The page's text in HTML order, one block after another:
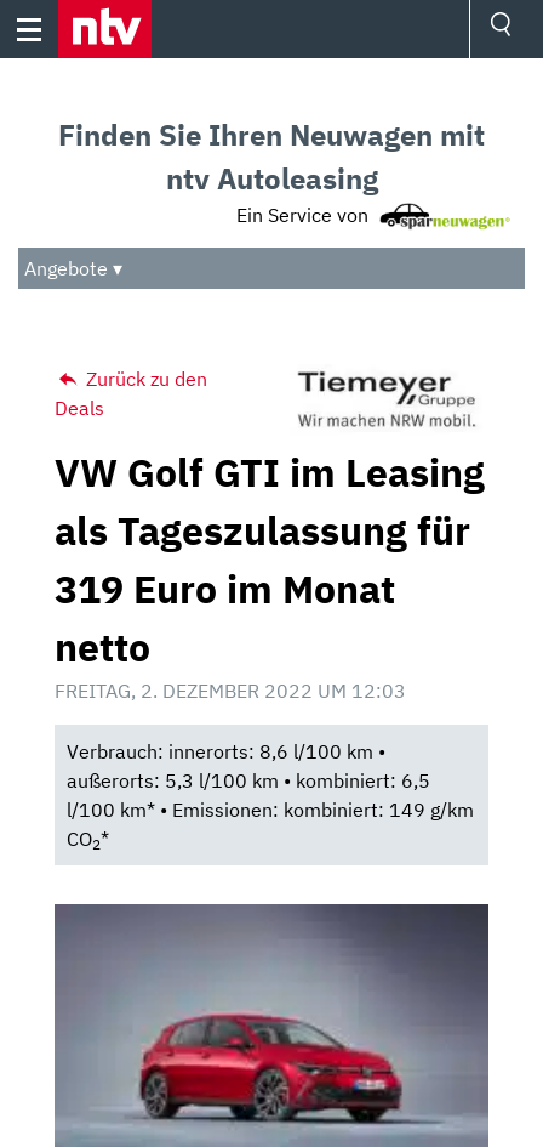
Skip
Audio
Das Beste
Finden Sie Ihren Neuwagen mit
ntv Autoleasing
Ein Service von
Angebote ▾
Zurück zu den
Deals
VW Golf GTI im Leasing
als Tageszulassung für
319 Euro im Monat
netto
FREITAG, 2. DEZEMBER 2022 UM 12:03
Verbrauch: innerorts: 8,6 l/100 km •
außerorts: 5,3 l/100 km • kombiniert: 6,5
l/100 km* • Emissionen: kombiniert: 149 g/km
CO2*